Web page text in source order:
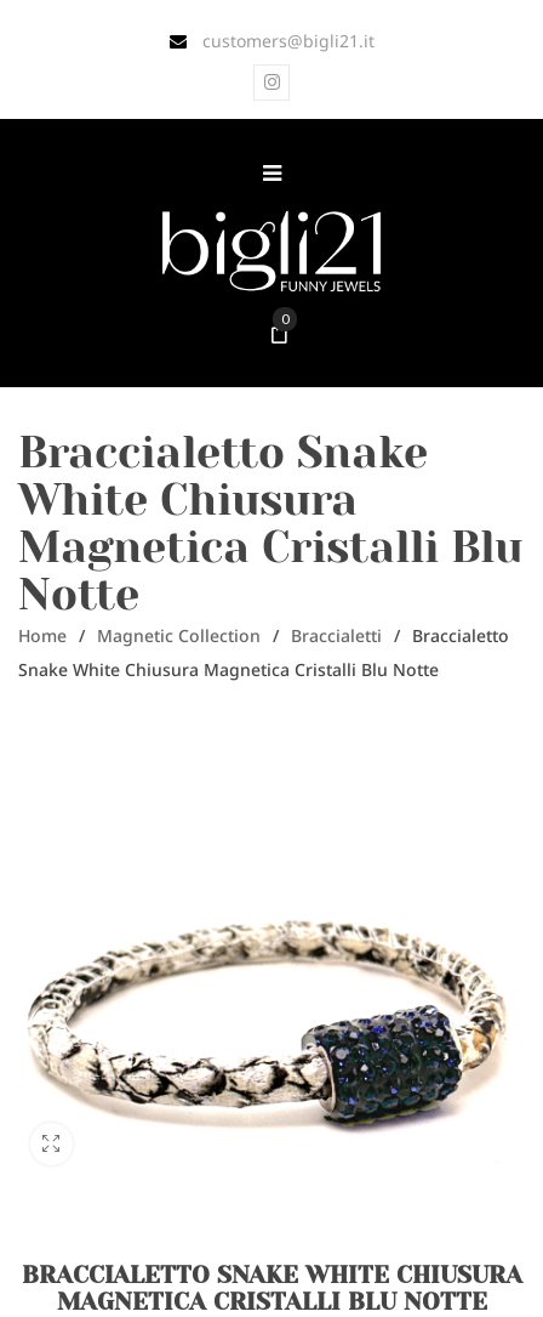
customers@bigli21.it
0
Braccialetto Snake
White Chiusura
Magnetica Cristalli Blu
Notte
Home / Magnetic Collection / Braccialetti / Braccialetto
Snake White Chiusura Magnetica Cristalli Blu Notte
BRACCIALETTO SNAKE WHITE CHIUSURA
MAGNETICA CRISTALLI BLU NOTTE